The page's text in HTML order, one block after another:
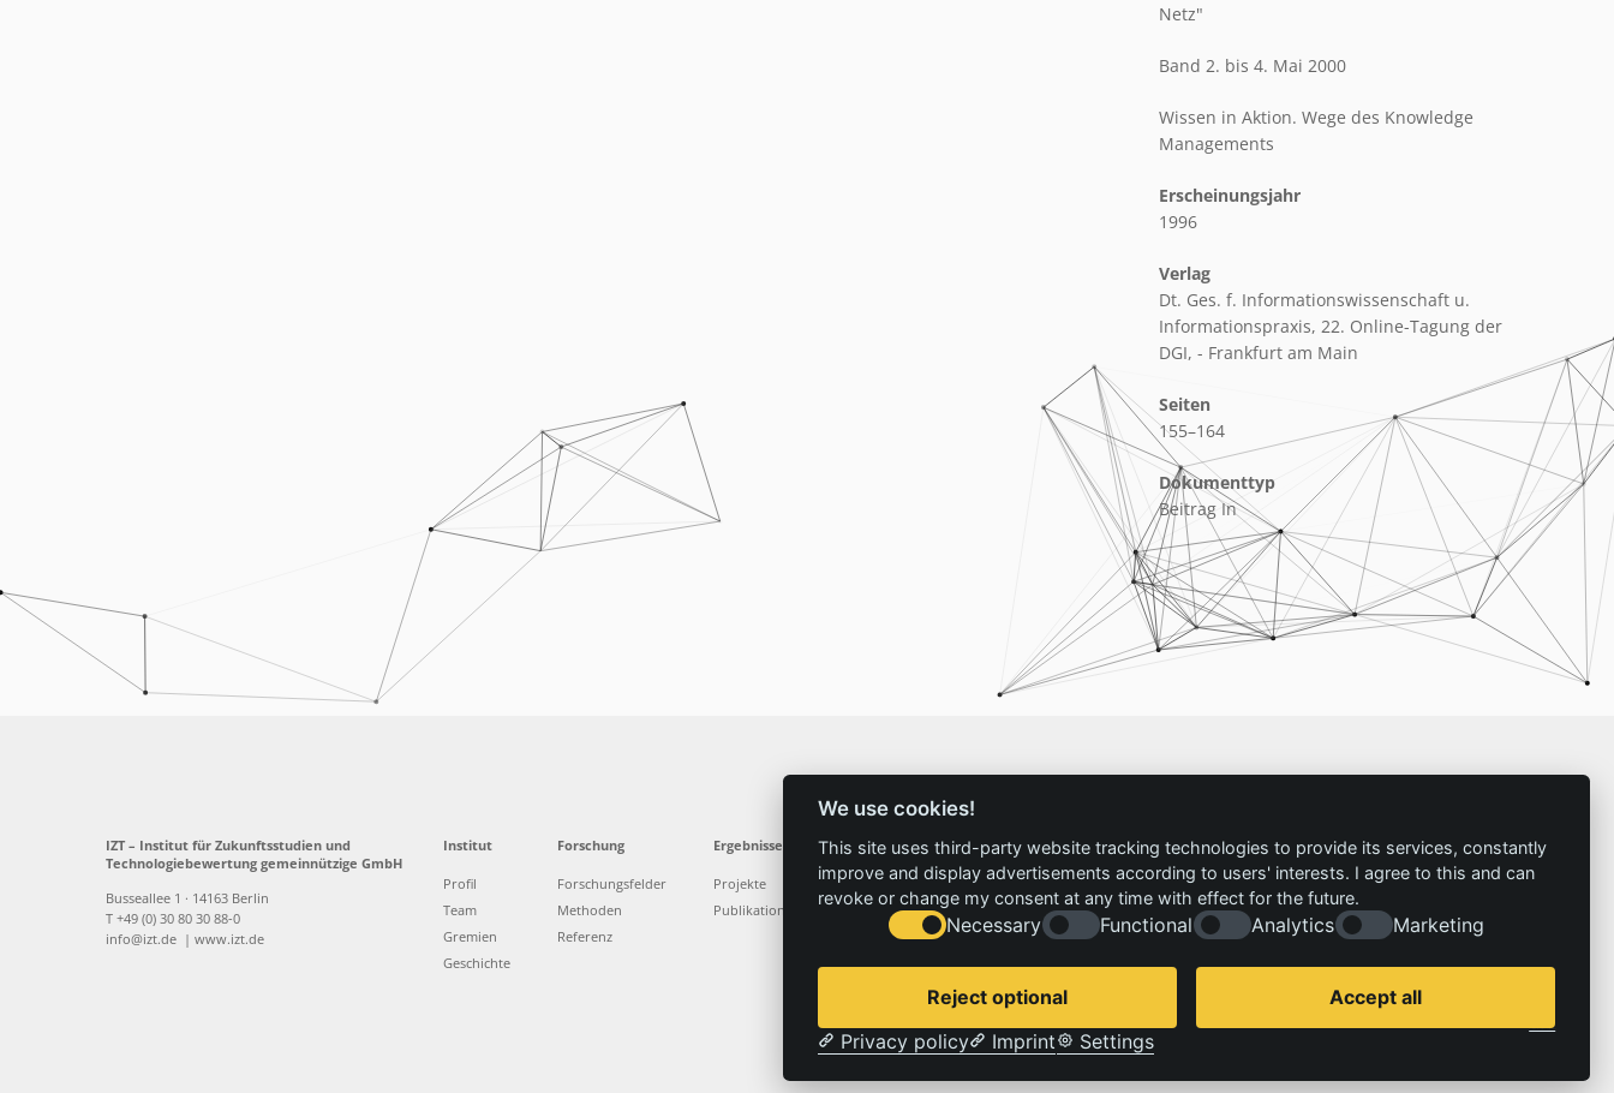
Netz"
Band 2. bis 4. Mai 2000
Wissen in Aktion. Wege des Knowledge
Managements
Erscheinungsjahr
1996
Verlag
Dt. Ges. f. Informationswissenschaft u.
Informationspraxis, 22. Online-Tagung der
DGI, - Frankfurt am Main
Seiten
155–164
Dokumenttyp
Beitrag In
We use cookies!
This site uses third-party website tracking technologies to provide its services, constantly
improve and display advertisements according to users' interests. I agree to this and can
revoke or change my consent at any time with effect for the future.
Necessary Functional Analytics Marketing
Reject optional
Accept all
Privacy policy
Imprint Settings
IZT – Institut für Zukunftsstudien und
Technologiebewertung gemeinnützige GmbH
Busseallee 1 · 14163 Berlin
T +49 (0) 30 80 30 88-0
info@izt.de | www.izt.de
Institut
Profil
Team
Gremien
Geschichte
Forschung
Forschungsfelder
Methoden
Referenz
Ergebnisse
Projekte
Publikationen
Aktuelles
News
Presse
Service
Standorte
Stellenangebote
Impressum
Kontakt
Impressum
Datenschutzerklärung
Folgen Sie uns:
Technologiebewertung gemeinnützige GmbH